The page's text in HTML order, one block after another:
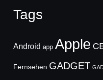
Tags
Android app Apple
Fernsehen GADGET